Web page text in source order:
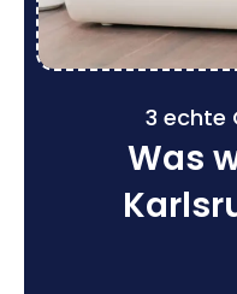
3 echte
Was